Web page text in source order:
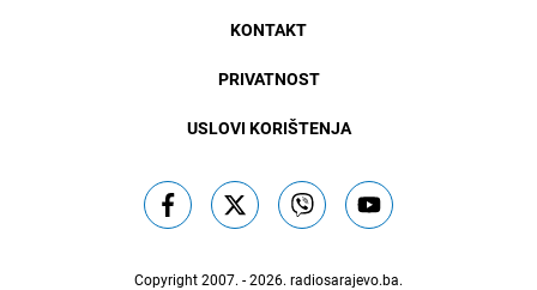
KONTAKT
PRIVATNOST
USLOVI KORIŠTENJA
Copyright 2007. - 2026. radiosarajevo.ba.